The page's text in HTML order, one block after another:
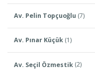
Av. Pelin Topçuoğlu (7)
Av. Pınar Küçük (1)
Av. Seçil Özmestik (2)